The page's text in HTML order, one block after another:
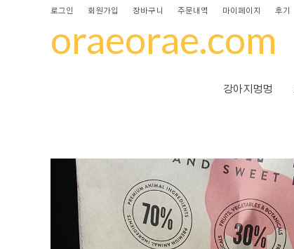
로그인 회원가입 장바구니 주문내역 마이페이지 후기
oraeorae.com
강아지멍멍